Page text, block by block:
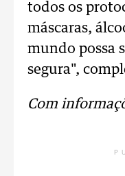
todos os
máscaras,
mundo possa
segura",
Com